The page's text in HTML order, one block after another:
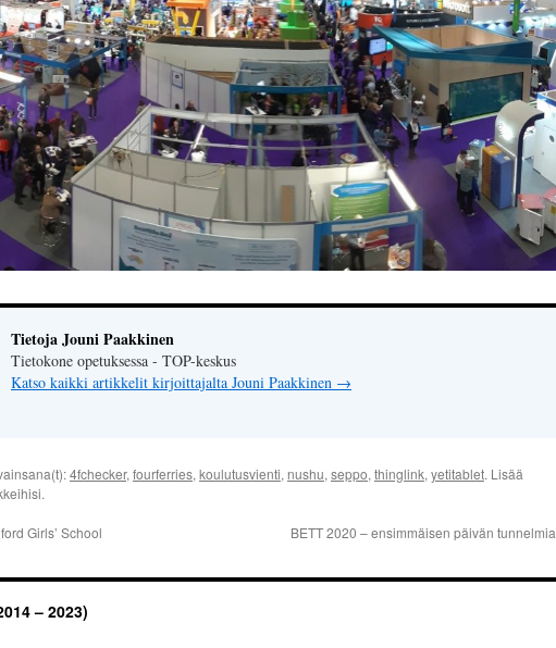
Tietoja Jouni Paakkinen
Tietokone opetuksessa - TOP-keskus
Katso kaikki artikkelit kirjoittajalta Jouni Paakkinen →
4fchecker, fourferries, koulutusvienti, nushu, seppo, thinglink, yetitablet. Lisää
Girls’ School BETT 2020 – ensimmäisen päivän tunnelmia
– 2023)